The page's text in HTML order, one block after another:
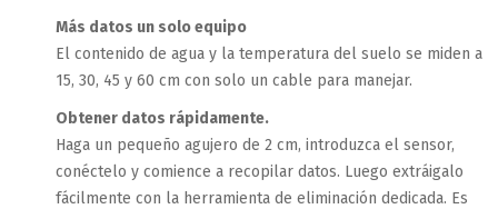
Más datos un solo equipo
El contenido de agua y la temperatura del suelo se miden a
15, 30, 45 y 60 cm con solo un cable para manejar.
Obtener datos rápidamente.
Haga un pequeño agujero de 2 cm, introduzca el sensor,
conéctelo y comience a recopilar datos. Luego extráigalo
fácilmente con la herramienta de eliminación dedicada. Es